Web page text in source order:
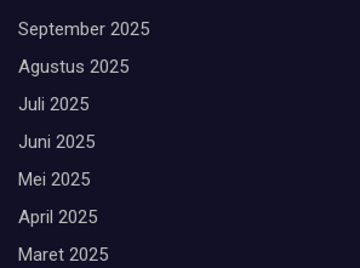
September 2025
Agustus 2025
Juli 2025
Juni 2025
Mei 2025
April 2025
Maret 2025